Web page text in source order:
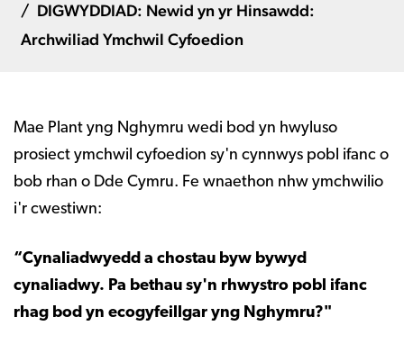
DIGWYDDIAD: Newid yn yr Hinsawdd:
Archwiliad Ymchwil Cyfoedion
Mae Plant yng Nghymru wedi bod yn hwyluso
prosiect ymchwil cyfoedion sy'n cynnwys pobl ifanc o
bob rhan o Dde Cymru. Fe wnaethon nhw ymchwilio
i'r cwestiwn:
“Cynaliadwyedd a chostau byw bywyd
cynaliadwy. Pa bethau sy'n rhwystro pobl ifanc
rhag bod yn ecogyfeillgar yng Nghymru?"